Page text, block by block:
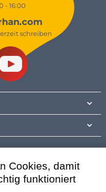
- 16:00
schreiben
Cookies, damit
funktioniert